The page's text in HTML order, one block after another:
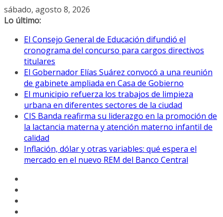
Saltar
al
sábado, agosto 8, 2026
Lo último:
El Consejo General de Educación difundió el
cronograma del concurso para cargos directivos
titulares
El Gobernador Elías Suárez convocó a una reunión
de gabinete ampliada en Casa de Gobierno
El municipio refuerza los trabajos de limpieza
urbana en diferentes sectores de la ciudad
CIS Banda reafirma su liderazgo en la promoción de
la lactancia materna y atención materno infantil de
calidad
Inflación, dólar y otras variables: qué espera el
mercado en el nuevo REM del Banco Central